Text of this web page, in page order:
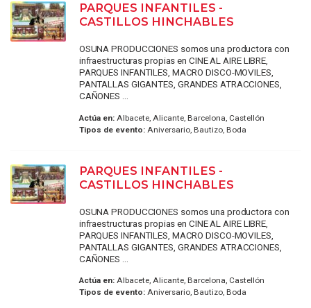
PARQUES INFANTILES -
CASTILLOS HINCHABLES
OSUNA PRODUCCIONES somos una productora con
infraestructuras propias en CINE AL AIRE LIBRE,
PARQUES INFANTILES, MACRO DISCO-MOVILES,
PANTALLAS GIGANTES, GRANDES ATRACCIONES,
CAÑONES ...
Actúa en:Albacete, Alicante, Barcelona, Castellón
Tipos de evento:Aniversario, Bautizo, Boda
PARQUES INFANTILES -
CASTILLOS HINCHABLES
OSUNA PRODUCCIONES somos una productora con
infraestructuras propias en CINE AL AIRE LIBRE,
PARQUES INFANTILES, MACRO DISCO-MOVILES,
PANTALLAS GIGANTES, GRANDES ATRACCIONES,
CAÑONES ...
Actúa en:Albacete, Alicante, Barcelona, Castellón
Tipos de evento:Aniversario, Bautizo, Boda